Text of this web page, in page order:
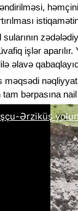
sularının
işlər
əlavə
məqsədi
bərpasına nail